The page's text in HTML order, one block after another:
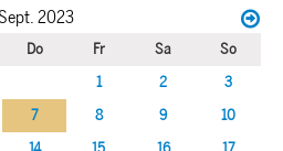
2023
Do Fr Sa
So
1
2
3
7 8 9
10